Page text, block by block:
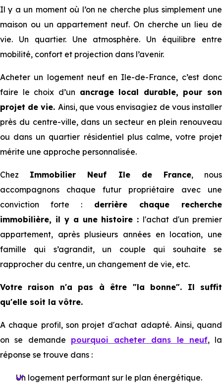
Il y a un moment où l’on ne cherche plus simplement une
maison ou un appartement neuf. On cherche un lieu de
vie. Un quartier. Une atmosphère. Un équilibre entre
mobilité, confort et projection dans l’avenir.
Acheter un logement neuf en Ile-de-France, c’est donc
faire le choix d’un ancrage local durable, pour son
projet de vie. Ainsi, que vous envisagiez de vous installer
près du centre-ville, dans un secteur en plein renouveau
ou dans un quartier résidentiel plus calme, votre projet
mérite une approche personnalisée.
Chez Immobilier Neuf Ile de France, nous
accompagnons chaque futur propriétaire avec une
conviction forte : derrière chaque recherche
immobilière, il y a une histoire : l'achat d'un premier
appartement, après plusieurs années en location, une
famille qui s’agrandit, un couple qui souhaite se
rapprocher du centre, un changement de vie, etc.
Votre raison n'a pas à être "la bonne". Il suffit
qu'elle soit la vôtre.
A chaque profil, son projet d'achat adapté. Ainsi, quand
on se demande pourquoi acheter dans le neuf, la
réponse se trouve dans :
Un logement performant sur le plan énergétique.